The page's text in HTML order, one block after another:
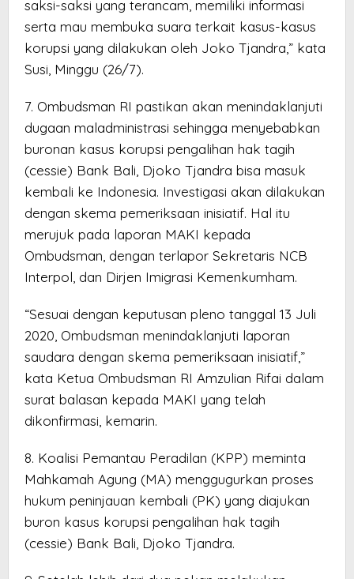
saksi-saksi yang terancam, memiliki informasi
serta mau membuka suara terkait kasus-kasus
korupsi yang dilakukan oleh Joko Tjandra,” kata
Susi, Minggu (26/7).
7. Ombudsman RI pastikan akan menindaklanjuti
dugaan maladministrasi sehingga menyebabkan
buronan kasus korupsi pengalihan hak tagih
(cessie) Bank Bali, Djoko Tjandra bisa masuk
kembali ke Indonesia. Investigasi akan dilakukan
dengan skema pemeriksaan inisiatif. Hal itu
merujuk pada laporan MAKI kepada
Ombudsman, dengan terlapor Sekretaris NCB
Interpol, dan Dirjen Imigrasi Kemenkumham.
“Sesuai dengan keputusan pleno tanggal 13 Juli
2020, Ombudsman menindaklanjuti laporan
saudara dengan skema pemeriksaan inisiatif,”
kata Ketua Ombudsman RI Amzulian Rifai dalam
surat balasan kepada MAKI yang telah
dikonfirmasi, kemarin.
8. Koalisi Pemantau Peradilan (KPP) meminta
Mahkamah Agung (MA) menggugurkan proses
hukum peninjauan kembali (PK) yang diajukan
buron kasus korupsi pengalihan hak tagih
(cessie) Bank Bali, Djoko Tjandra.